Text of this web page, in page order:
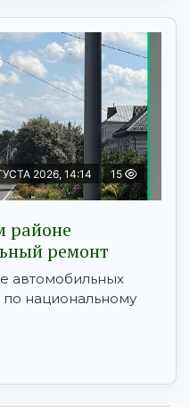
2026, 14:14 15
районе
ремонт
автомобильных
национальному